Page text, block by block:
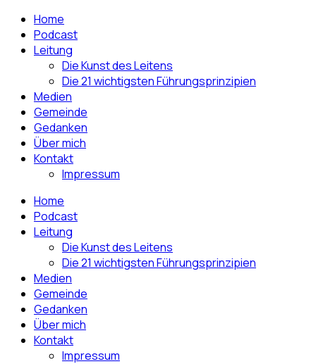
Home
Podcast
Leitung
Die Kunst des Leitens
Die 21 wichtigsten Führungsprinzipien
Medien
Gemeinde
Gedanken
Über mich
Kontakt
Impressum
Home
Podcast
Leitung
Die Kunst des Leitens
Die 21 wichtigsten Führungsprinzipien
Medien
Gemeinde
Gedanken
Über mich
Kontakt
Impressum